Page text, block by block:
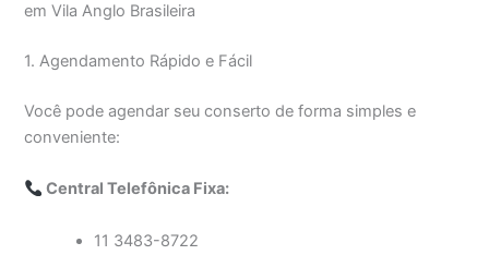
em Vila Anglo Brasileira
1. Agendamento Rápido e Fácil
Você pode agendar seu conserto de forma simples e
conveniente:
Central Telefônica Fixa:
11 3483-8722